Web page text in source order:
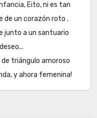
Eito, ni es tan
de un corazón roto .
junto a un santuario
triángulo amoroso
y ahora femenina!